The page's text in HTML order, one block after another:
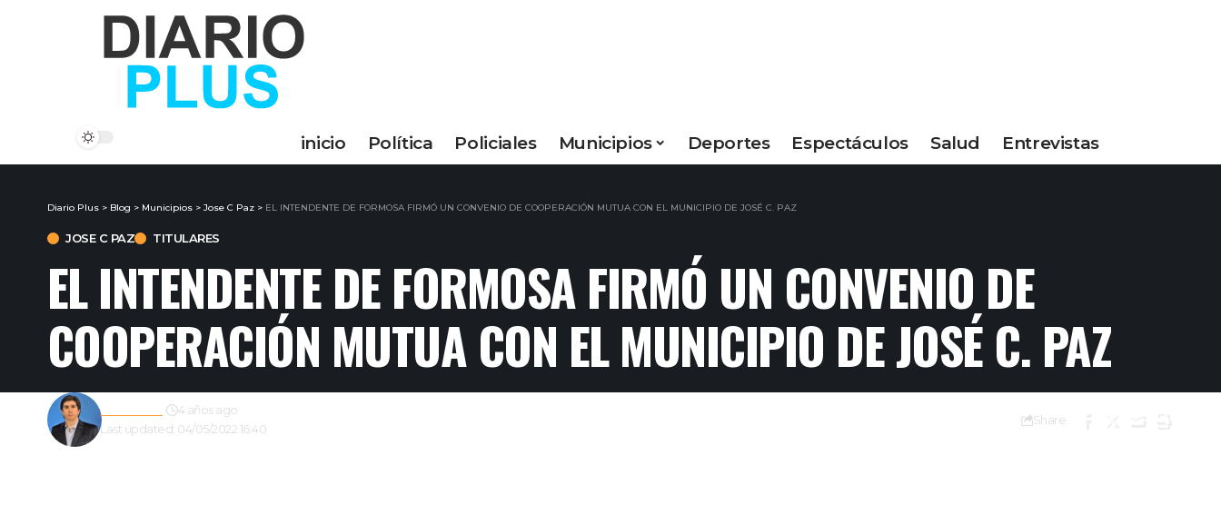
inicio Política Policiales Municipios Deportes Espectáculos Salud Entrevistas
Diario Plus > Blog > Municipios > Jose C Paz > EL INTENDENTE DE FORMOSA FIRMÓ UN CONVENIO DE COOPERACIÓN MUTUA CON EL MUNICIPIO DE JOSÉ C. PAZ
JOSE C PAZ TITULARES
EL INTENDENTE DE FORMOSA FIRMÓ UN CONVENIO DE
COOPERACIÓN MUTUA CON EL MUNICIPIO DE JOSÉ C. PAZ
Last updated: 04/05/2022 16:40
Redacción 4 años ago
Share